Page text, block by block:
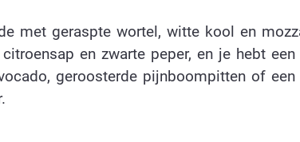
met geraspte wortel, witte kool en
en zwarte peper, en je hebt
geroosterde pijnboompitten of een